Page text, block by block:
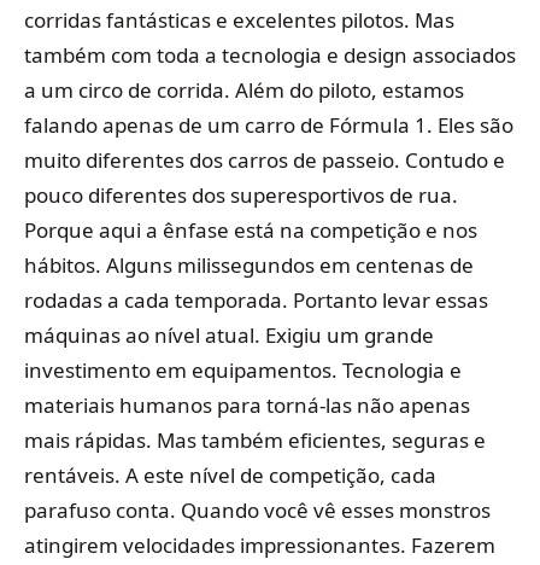
corridas fantásticas e excelentes pilotos. Mas
também com toda a tecnologia e design associados
a um circo de corrida. Além do piloto, estamos
falando apenas de um carro de Fórmula 1. Eles são
muito diferentes dos carros de passeio. Contudo e
pouco diferentes dos superesportivos de rua.
Porque aqui a ênfase está na competição e nos
hábitos. Alguns milissegundos em centenas de
rodadas a cada temporada. Portanto levar essas
máquinas ao nível atual. Exigiu um grande
investimento em equipamentos. Tecnologia e
materiais humanos para torná-las não apenas
mais rápidas. Mas também eficientes, seguras e
rentáveis. A este nível de competição, cada
parafuso conta. Quando você vê esses monstros
atingirem velocidades impressionantes. Fazerem